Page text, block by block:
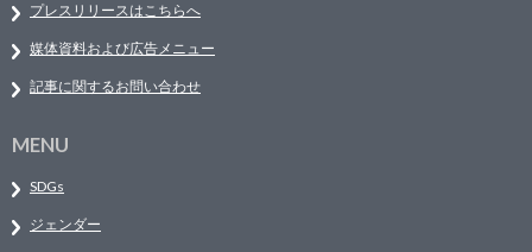
プレスリリースはこちらへ
媒体資料および広告メニュー
記事に関するお問い合わせ
MENU
SDGs
ジェンダー